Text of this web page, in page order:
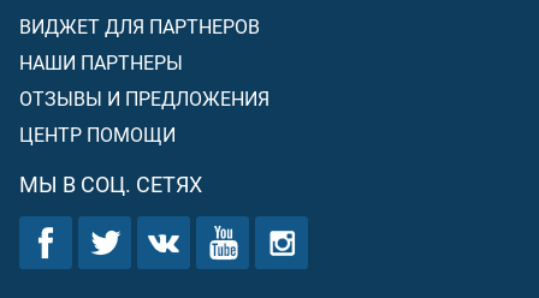
ВИДЖЕТ ДЛЯ ПАРТНЕРОВ
НАШИ ПАРТНЕРЫ
ОТЗЫВЫ И ПРЕДЛОЖЕНИЯ
ЦЕНТР ПОМОЩИ
МЫ В СОЦ. СЕТЯХ